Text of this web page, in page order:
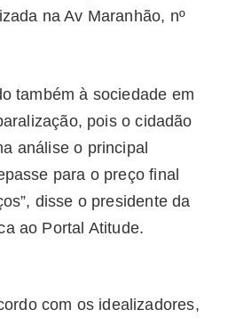
na Av Maranhão, nº
também à sociedade em
pois o cidadão
análise o principal
para o preço final
disse o presidente da
ao Portal Atitude.
com os idealizadores,